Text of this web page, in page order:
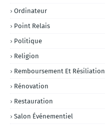
Ordinateur
Point Relais
Politique
Religion
Remboursement Et Résiliation
Rénovation
Restauration
Salon Événementiel